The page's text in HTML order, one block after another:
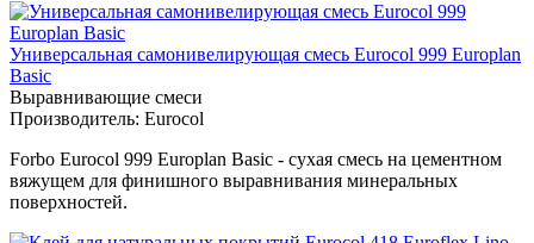
Универсальная самонивелирующая смесь Eurocol 999 Europlan
Basic
Выравнивающие смеси
Производитель: Eurocol
Forbo Eurocol 999 Europlan Basic - сухая смесь на цементном
вяжущем для финишного выравнивания минеральных
поверхностей.